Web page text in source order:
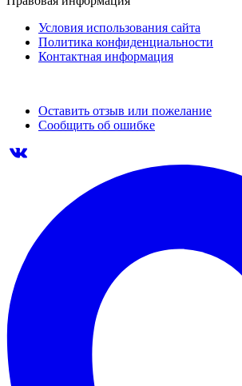
Условия использования сайта
Политика конфиденциальности
Контактная информация
Оставить отзыв или пожелание
Сообщить об ошибке